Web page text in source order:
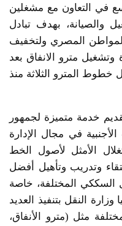
في التعاون مع مشغلين
والصيانة، بهدف تبادل
المواطن المصري ولتخفيف
مترو الانفاق بعد
خطوط المترو الثلاثة منذ
خدمة متميزة لجمهور
في مجال الإدارة
الأمثل لأصول الخط
وتدريب وتأهيل أفضل
السككي المختلفة، خاصة
النقل بتنفيذ العديد
مثل (مترو الأنفاق،